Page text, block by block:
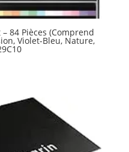
84 Pièces (Comprend
Violet-Bleu, Nature,